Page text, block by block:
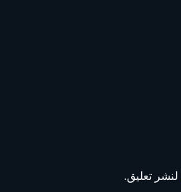
لنشر تعليق.